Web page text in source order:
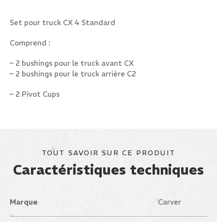
Set pour truck CX 4 Standard
Comprend :
– 2 bushings pour le truck avant CX
– 2 bushings pour le truck arrière C2
– 2 Pivot Cups
TOUT SAVOIR SUR CE PRODUIT
Caractéristiques techniques
Marque Carver